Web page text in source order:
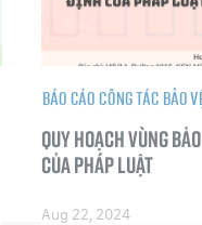
Báo cáo công tác bảo
Quy hoạch vùng
của pháp luật
Aug 22, 2024